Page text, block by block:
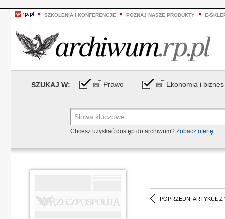
SZKOLENIA I KONFERENCJE POZNAJ NASZE PRODUKTY E-
SZUKAJ W: Prawo Ekonomia i biznes
Chcesz uzyskać dostęp do archiwum? Zobacz ofertę
POPRZEDNI ARTYKUŁ Z